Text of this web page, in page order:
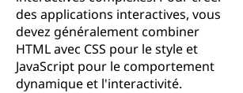
des applications interactives, vous
devez généralement combiner
HTML avec CSS pour le style et
JavaScript pour le comportement
dynamique et l'interactivité.